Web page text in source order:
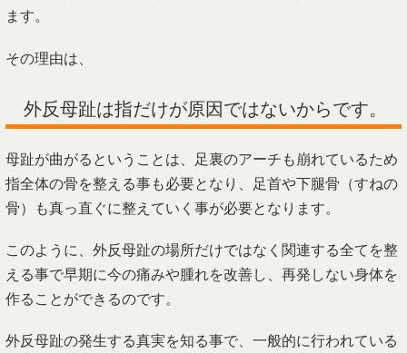
ます。
その理由は、
外反母趾は指だけが原因ではないからです。
母趾が曲がるということは、足裏のアーチも崩れているため
指全体の骨を整える事も必要となり、足首や下腿骨（すねの
骨）も真っ直ぐに整えていく事が必要となります。
このように、外反母趾の場所だけではなく関連する全てを整
える事で早期に今の痛みや腫れを改善し、再発しない身体を
作ることができるのです。
外反母趾の発生する真実を知る事で、一般的に行われている